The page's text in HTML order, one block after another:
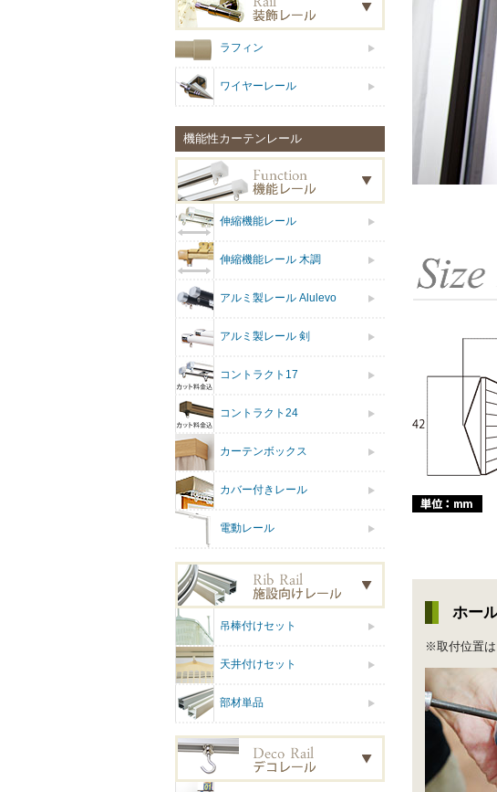
ホー
※取付位置は
ラフィン
ワイヤーレール
機能性カーテンレール
伸縮機能レール
伸縮機能レール 木調
アルミ製レール Alulevo
アルミ製レール 剣
コントラクト17
コントラクト24
カーテンボックス
カバー付きレール
電動レール
吊棒付けセット
天井付けセット
部材単品